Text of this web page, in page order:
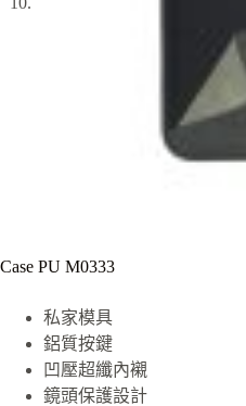
Case PU M0333
私家模具
鋁質按鍵
凹壓超纖內襯
鏡頭保護設計